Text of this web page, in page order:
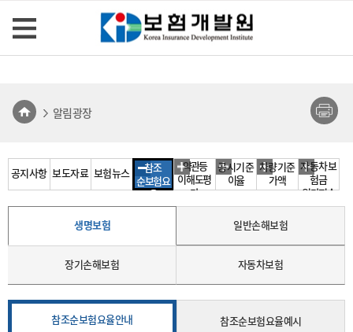
알림광장
공지사항 보도자료 보험뉴스
참조
순보험요
율
약관등
이해도평
가
공시기준
이율
차량기준
가액
자동차보
험금
원가지수
생명보험 일반손해보험
장기손해보험 자동차보험
참조순보험요율안내 참조순보험요율예시